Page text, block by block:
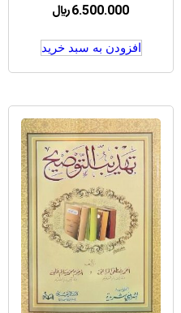
6.500.000 ﷼
افزودن به سبد خرید